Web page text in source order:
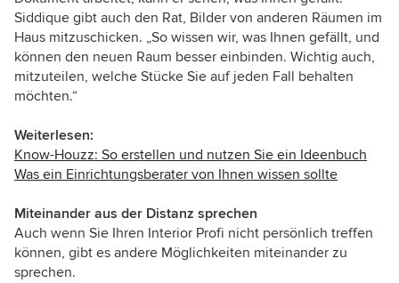
Siddique gibt auch den Rat, Bilder von anderen Räumen im
Haus mitzuschicken. „So wissen wir, was Ihnen gefällt, und
können den neuen Raum besser einbinden. Wichtig auch,
mitzuteilen, welche Stücke Sie auf jeden Fall behalten
möchten.“
Weiterlesen:
Know-Houzz: So erstellen und nutzen Sie ein Ideenbuch
Was ein Einrichtungsberater von Ihnen wissen sollte
Miteinander aus der Distanz sprechen
Auch wenn Sie Ihren Interior Profi nicht persönlich treffen
können, gibt es andere Möglichkeiten miteinander zu
sprechen.